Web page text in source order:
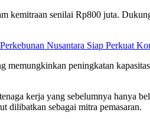
kemitraan senilai Rp800 juta.
Nusantara Siap Perkuat
peningkatan
kerja yang sebelumnya hanya
dilibatkan sebagai mitra pemasaran.